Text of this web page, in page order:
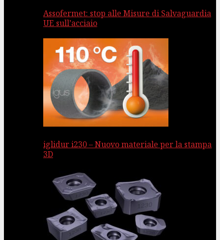
Assofermet: stop alle Misure di Salvaguardia
UE sull’acciaio
iglidur i230 – Nuovo materiale per la stampa
3D